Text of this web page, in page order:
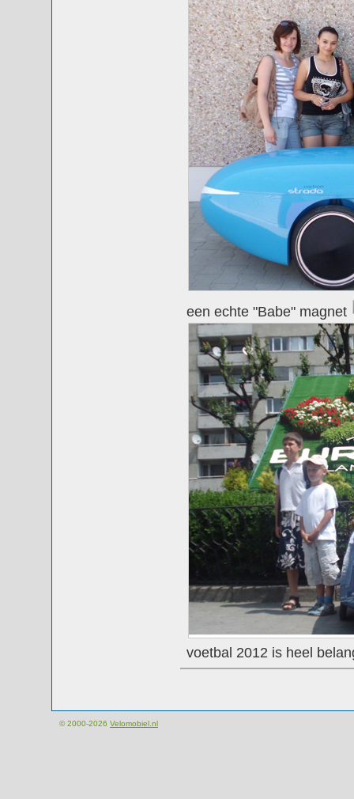
een echte "Babe" magnet
voetbal 2012 is heel
© 2000-2026 Velomobiel.nl